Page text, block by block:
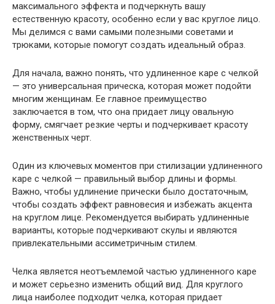
максимального эффекта и подчеркнуть вашу
естественную красоту, особенно если у вас круглое лицо.
Мы делимся с вами самыми полезными советами и
трюками, которые помогут создать идеальный образ.
Для начала, важно понять, что удлиненное каре с челкой
— это универсальная прическа, которая может подойти
многим женщинам. Ее главное преимущество
заключается в том, что она придает лицу овальную
форму, смягчает резкие черты и подчеркивает красоту
женственных черт.
Один из ключевых моментов при стилизации удлиненного
каре с челкой — правильный выбор длины и формы.
Важно, чтобы удлинение прически было достаточным,
чтобы создать эффект равновесия и избежать акцента
на круглом лице. Рекомендуется выбирать удлиненные
варианты, которые подчеркивают скулы и являются
привлекательными ассиметричным стилем.
Челка является неотъемлемой частью удлиненного каре
и может серьезно изменить общий вид. Для круглого
лица наиболее подходит челка, которая придает